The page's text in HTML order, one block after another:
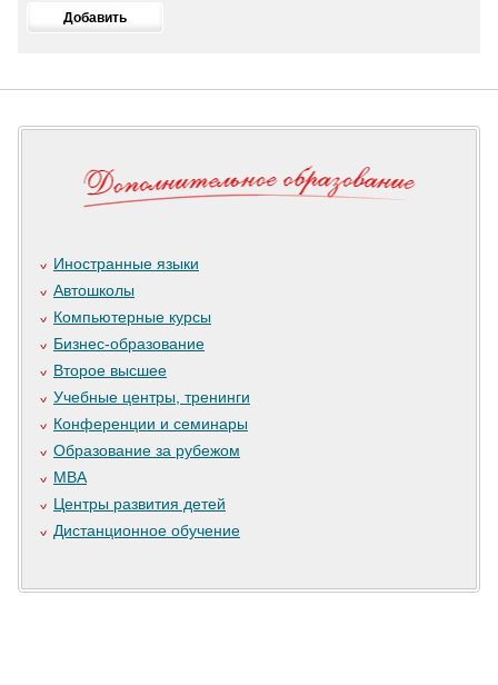
Иностранные языки
Автошколы
Компьютерные курсы
Бизнес-образование
Второе высшее
Учебные центры, тренинги
Конференции и семинары
Образование за рубежом
MBA
Центры развития детей
Дистанционное обучение